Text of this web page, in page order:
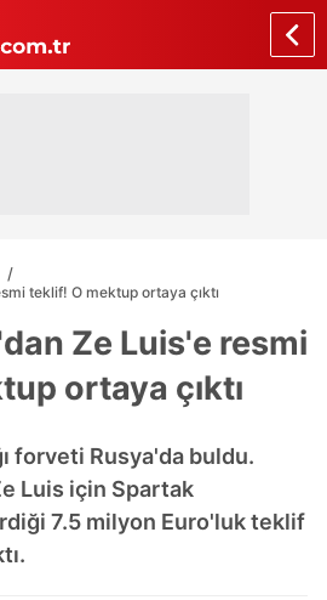
teklif! O mektup ortaya çıktı
Ze Luis'e resmi
ortaya çıktı
forveti Rusya'da buldu.
Luis için Spartak
7.5 milyon Euro'luk teklif